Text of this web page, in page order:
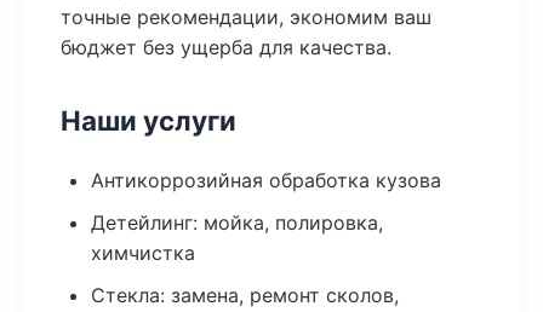
точные рекомендации, экономим ваш
бюджет без ущерба для качества.
Наши услуги
Антикоррозийная обработка кузова
Детейлинг: мойка, полировка,
химчистка
Стекла: замена, ремонт сколов,